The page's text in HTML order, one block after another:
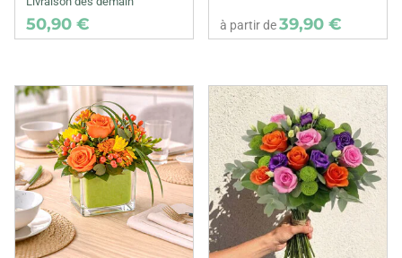
50,90 € à partir de39,90 €